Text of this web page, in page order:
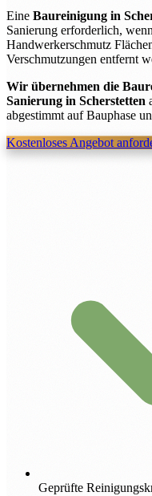
Eine Baureinigung in
Sanierung erforderlich,
Handwerkerschmutz
Verschmutzungen entfernt
Wir übernehmen die
Sanierung in Scherstetten
abgestimmt auf Bauphase
Kostenloses Angebot
Geprüfte